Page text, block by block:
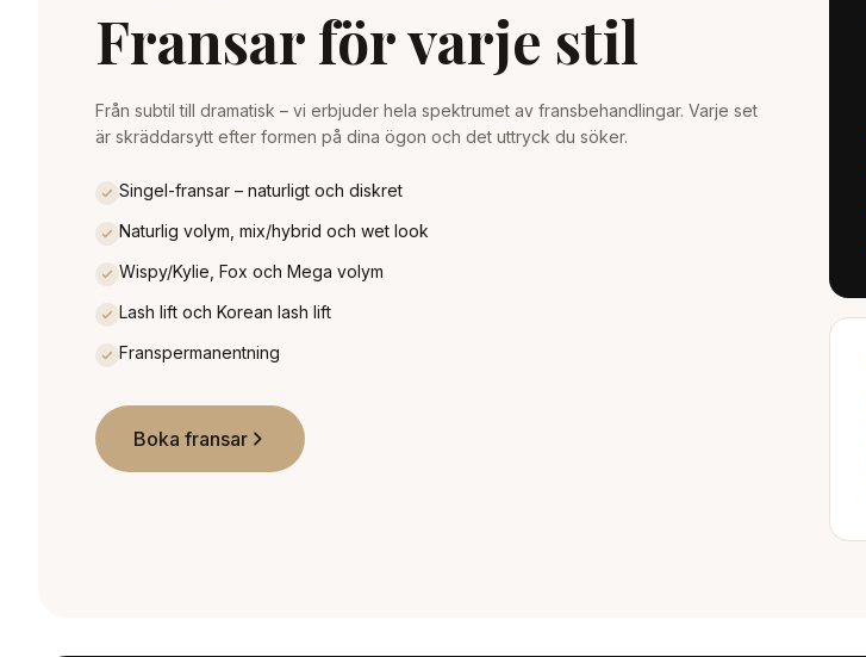
Fransar för varje stil
Från subtil till dramatisk – vi erbjuder hela spektrumet av fransbehandlingar. Varje set
är skräddarsytt efter formen på dina ögon och det uttryck du söker.
Singel-fransar – naturligt och diskret
Naturlig volym, mix/hybrid och wet look
Wispy/Kylie, Fox och Mega volym
Lash lift och Korean lash lift
Franspermanentning
Boka fransar